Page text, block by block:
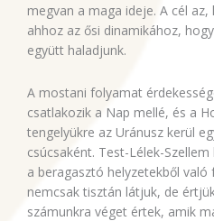
megvan a maga ideje. A cél
ahhoz az ősi dinamikához,
együtt haladjunk.
A mostani folyamat
csatlakozik a Nap mellé, és a
tengelyükre az Uránusz kerül
csúcsaként. Test-Lélek-
a beragasztó helyzetekből való
nemcsak tisztán látjuk, de
számunkra véget értek, amik